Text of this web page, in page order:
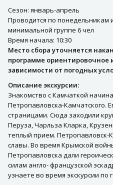
Сезон: январь-апрель
Проводится по понедельникам
минимальной группе 6 чел
Время начала: 10:30
Место сбора уточняется
программе ориентировочное
зависимости от погодных
Описание экскурсии:
Знакомство с Камчаткой
Петропавловска-Камчатского.
страницами. Сюда заходили
Перуза, Чарльза Кларка,
теплый прием. Петропавловск-
славы. Во время Крымской
Петропавловска дали
силам англо- французской
узнаете во время экскурсии по